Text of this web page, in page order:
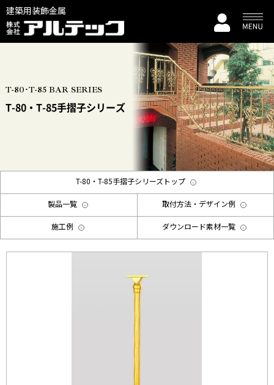
建築用装飾金属
T-80･T-85 BAR SERIES
T-80・T-85手摺子シリーズ
T-80・T-85手摺子シリーズトップ
製品一覧 取付方法・デザイン例
施工例 ダウンロード素材一覧